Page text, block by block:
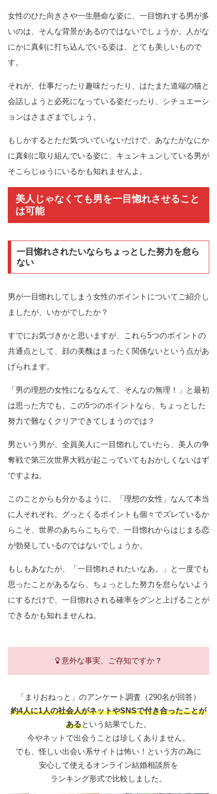
女性のひた向きさや一生懸命な姿に、一目惚れする男が多
いのは、そんな背景があるのではないでしょうか。人がな
にかに真剣に打ち込んでいる姿は、とても美しいもので
す。
それが、仕事だったり趣味だったり、はたまた道端の猫と
会話しようと必死になっている姿だったり、シチュエーシ
ョンはさまざまでしょう。
もしかするとただ気づいていないだけで、あなたがなにか
に真剣に取り組んでいる姿に、キュンキュンしている男が
そこらじゅうにいるかも知れませんよ。
美人じゃなくても男を一目惚れさせること
は可能
一目惚れされたいならちょっとした努力を怠ら
ない
男が一目惚れしてしまう女性のポイントについてご紹介し
ましたが、いかがでしたか？
すでにお気づきかと思いますが、これら5つのポイントの
共通点として、顔の美醜はまったく関係ないという点があ
げられます。
「男の理想の女性になるなんて、そんなの無理！」と最初
は思った方でも、この5つのポイントなら、ちょっとした
努力で難なくクリアできてしまうのでは？
男という男が、全員美人に一目惚れしていたら、美人の争
奪戦で第三次世界大戦が起こっていてもおかしくないはず
ですよね。
このことからも分かるように、「理想の女性」なんて本当
に人それぞれ。グっとくるポイントも個々でズレているか
らこそ、世界のあちらこちらで、一目惚れからはじまる恋
が勃発しているのではないでしょうか。
もしもあなたが、「一目惚れされたいなあ。」と一度でも
思ったことがあるなら、ちょっとした努力を怠らないよう
にするだけで、一目惚れされる確率をグンと上げることが
できるかも知れませんね。
意外な事実、ご存知ですか？
「まりおねっと」のアンケート調査（290名が回答）
約4人に1人の社会人がネットやSNSで付き合ったことが
あるという結果でした。
今やネットで出会うことは珍しくありません。
でも、怪しい出会い系サイトは怖い！という方の為に
安心して使えるオンライン結婚相談所を
ランキング形式で比較しました。